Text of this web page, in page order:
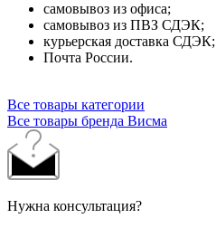
самовывоз из офиса;
самовывоз из ПВЗ СДЭК;
курьерская доставка СДЭК;
Почта России.
Все товары категории
Все товары бренда Висма
Нужна консультация?